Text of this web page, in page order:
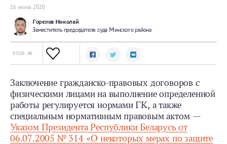
16 июня 2020
Горелов Николай
Заместитель председателя суда Минского района
8506
Заключение гражданско-­правовых договоров с
физическими лицами на выполнение определенной
работы регулируется нормами ГК, а также
специальным нормативным правовым актом —
Указом Президента Республики Беларусь от
06.07.2005 № 314 «О некоторых мерах по защите